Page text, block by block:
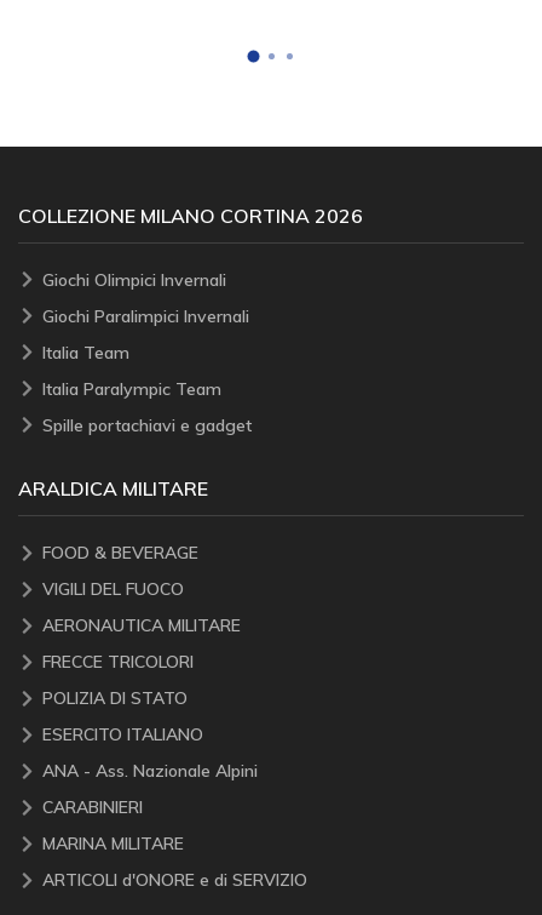
COLLEZIONE MILANO CORTINA 2026
Giochi Olimpici Invernali
Giochi Paralimpici Invernali
Italia Team
Italia Paralympic Team
Spille portachiavi e gadget
ARALDICA MILITARE
FOOD & BEVERAGE
VIGILI DEL FUOCO
AERONAUTICA MILITARE
FRECCE TRICOLORI
POLIZIA DI STATO
ESERCITO ITALIANO
ANA - Ass. Nazionale Alpini
CARABINIERI
MARINA MILITARE
ARTICOLI d'ONORE e di SERVIZIO